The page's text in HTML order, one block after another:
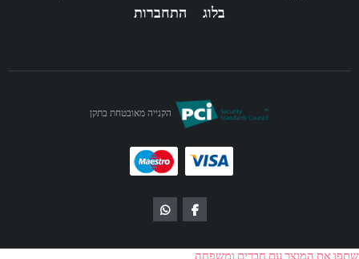
בלוג
התחברות
הקנייה מאובטחת בתקן